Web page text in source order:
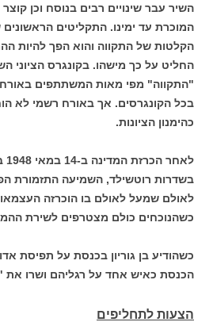
השיר עבר שינויים רבים בנוסח וכן
המוכרת עד ימינו. התקליטים
הקלטות של התקווה והוא הפך להיות
"התקווה" מפי מאות המשתתפים באורח
בכל הקונגרסים. אך באורח רשמי לא
כהימנון הציונות.
בשדרות רוטשילד, השמיעה התזמורת
לאולם שמעל לאולם בו הוכרזה
כשהנוכחים כולם מצטרפים לשירת
כשהודיע בן גוריון בכנסת על תפיסת
הכנסת כאיש אחד על רגליהם ושרו את
הצעות לתחליפים